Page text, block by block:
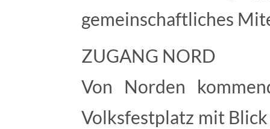
gemeinschaftliches
ZUGANG NORD
Von Norden
Volksfestplatz mit